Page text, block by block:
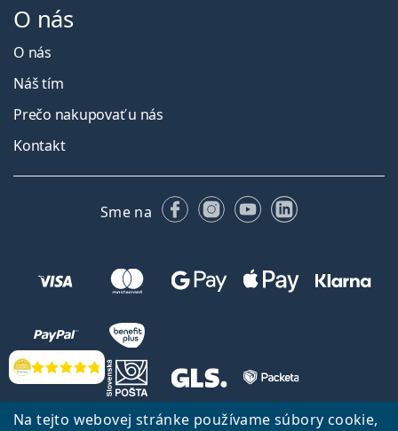
Na tejto webovej stránke používame súbory cookie,
Hodnotenia
O nás
O nás
Náš tím
Prečo nakupovať u nás
Kontakt
Sme na FacebookuInstagrame
YouTubeLinkedIn